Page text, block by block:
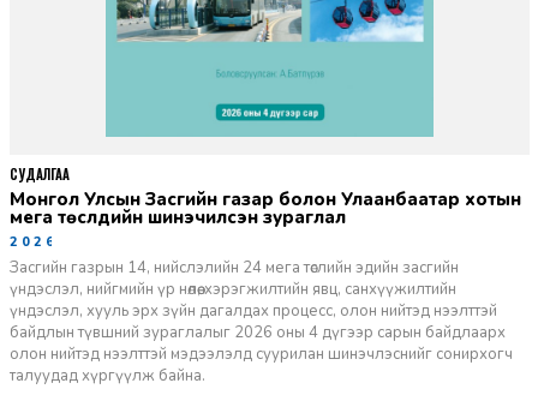
Монгол Улсын Засгийн газар болон Улаанбаатар хотын
мега төслүүдийн шинэчилсэн зураглал
2026-06-29
Засгийн газрын 14, нийслэлийн 24 мега төслийн эдийн засгийн
үндэслэл, нийгмийн үр нөлөө, хэрэгжилтийн явц, санхүүжилтийн
үндэслэл, хууль эрх зүйн дагалдах процесс, олон нийтэд нээлттэй
байдлын түвшний зураглалыг 2026 оны 4 дүгээр сарын байдлаарх
олон нийтэд нээлттэй мэдээлэлд суурилан шинэчлэснийг сонирхогч
талуудад хүргүүлж байна.
СУДАЛГАА